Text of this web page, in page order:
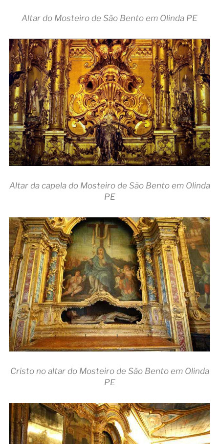
Altar do Mosteiro de São Bento em Olinda PE
Altar da capela do Mosteiro de São Bento em Olinda
PE
Cristo no altar do Mosteiro de São Bento em Olinda
PE